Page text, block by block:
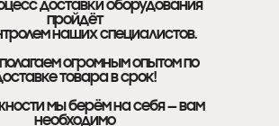
доставки оборудования
пройдёт
наших специалистов.
огромным опытом по
товара в срок!
мы берём на себя — вам
необходимо